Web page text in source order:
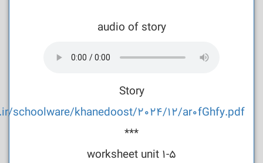
audio of story
Story
schoolware/khanedoost/2024/12/ar0fGhfy.pdf
***
worksheet unit 1-5